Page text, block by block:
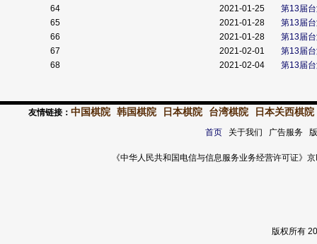
64
2021-01-25
第13届
65
2021-01-28
第13届
66
2021-01-28
第13届
67
2021-02-01
第13届
68
2021-02-04 第13届
友情链接： 中国棋院 韩国棋院 日本棋院 台湾棋院 日本关西棋院
首页关于我们 广告服务
《中华人民共和国电信与信息服务业务经营许可证
版权所有